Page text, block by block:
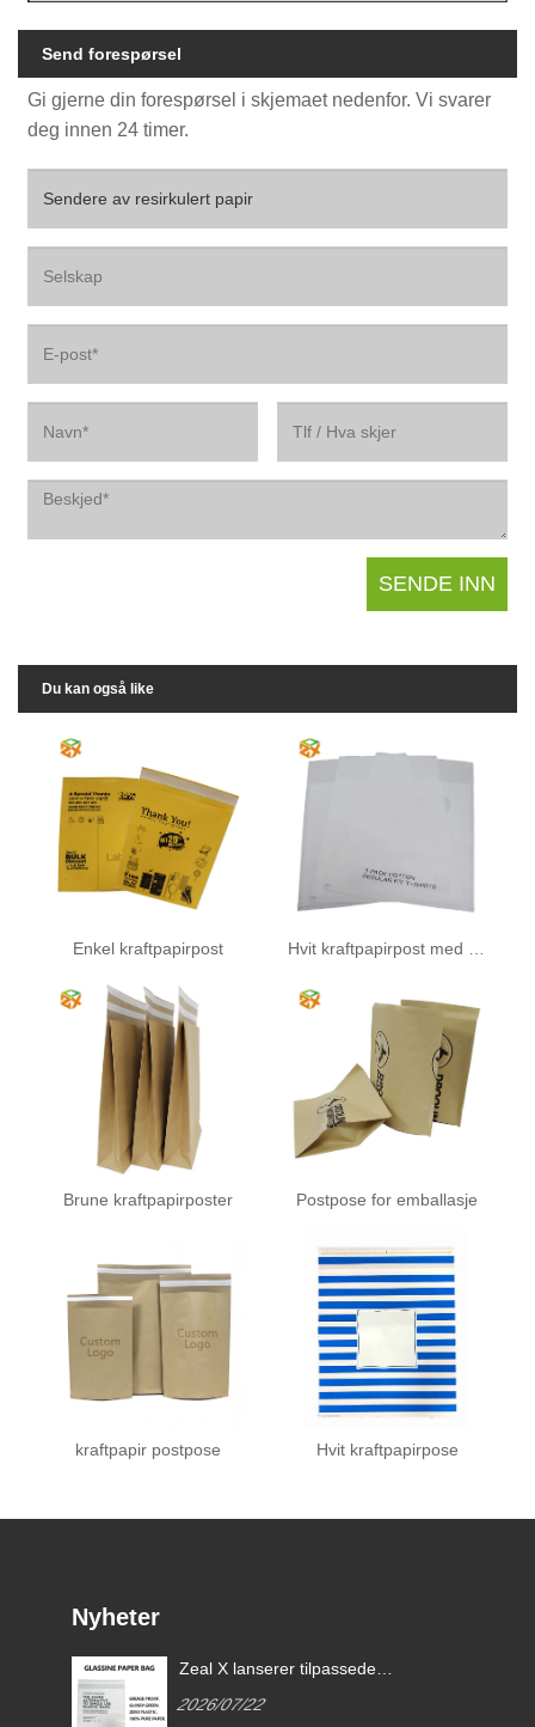
Send forespørsel
Gi gjerne din forespørsel i skjemaet nedenfor. Vi svarer
deg innen 24 timer.
Du kan også like
Enkel kraftpapirpost
Brune kraftpapirposter Postpose for emballasje
kraftpapir postpose Hvit kraftpapirpose
Nyheter
Zeal X lanserer tilpassede
hjelpe globale merkevarer med
2026/07/22